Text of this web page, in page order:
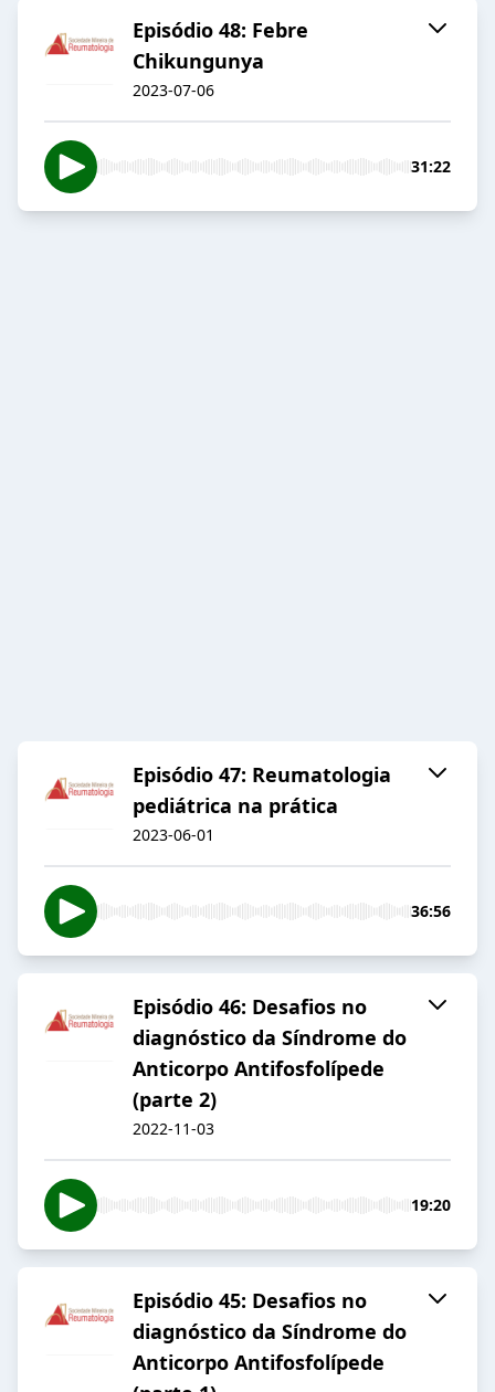
Episódio 48: Febre
Chikungunya
2023-07-06
31:22
Episódio 47: Reumatologia
pediátrica na prática
2023-06-01
36:56
Episódio 46: Desafios no
diagnóstico da Síndrome do
Anticorpo Antifosfolípede
(parte 2)
2022-11-03
19:20
Episódio 45: Desafios no
diagnóstico da Síndrome do
Anticorpo Antifosfolípede